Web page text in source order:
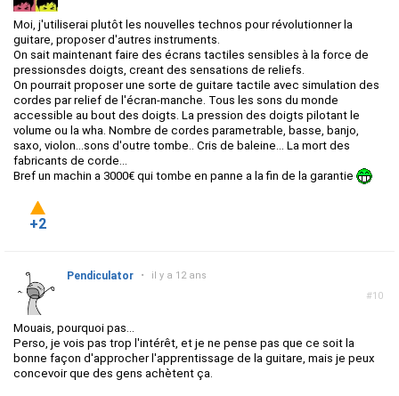
Moi, j'utiliserai plutôt les nouvelles technos pour révolutionner la
guitare, proposer d'autres instruments.
On sait maintenant faire des écrans tactiles sensibles à la force de
pressionsdes doigts, creant des sensations de reliefs.
On pourrait proposer une sorte de guitare tactile avec simulation des
cordes par relief de l'écran-manche. Tous les sons du monde
accessible au bout des doigts. La pression des doigts pilotant le
volume ou la wha. Nombre de cordes parametrable, basse, banjo,
saxo, violon...sons d'outre tombe.. Cris de baleine... La mort des
fabricants de corde...
Bref un machin a 3000€ qui tombe en panne a la fin de la garantie
+2
#10
Pendiculator • il y a 12 ans
Mouais, pourquoi pas...
Perso, je vois pas trop l'intérêt, et je ne pense pas que ce soit la
bonne façon d'approcher l'apprentissage de la guitare, mais je peux
concevoir que des gens achètent ça.